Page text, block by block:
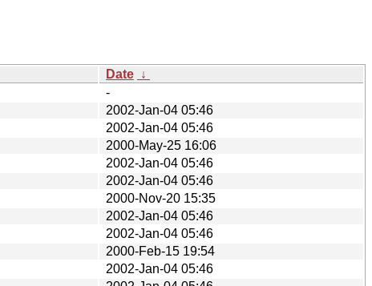
Date ↓
-
2002-Jan-04 05:46
2002-Jan-04 05:46
2000-May-25 16:06
2002-Jan-04 05:46
2002-Jan-04 05:46
2000-Nov-20 15:35
2002-Jan-04 05:46
2002-Jan-04 05:46
2000-Feb-15 19:54
2002-Jan-04 05:46